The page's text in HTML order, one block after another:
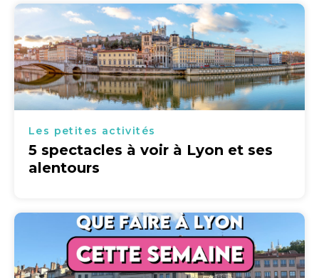
Les petites activités
5 spectacles à voir à Lyon et ses
alentours